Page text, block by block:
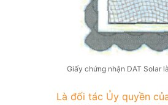
Giấy chứng nhận DAT Solar
Là đối tác Ủy quyền